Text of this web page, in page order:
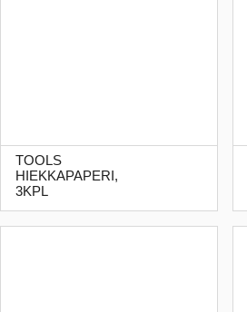
TOOLS
HIEKKAPAPERI,
3KPL